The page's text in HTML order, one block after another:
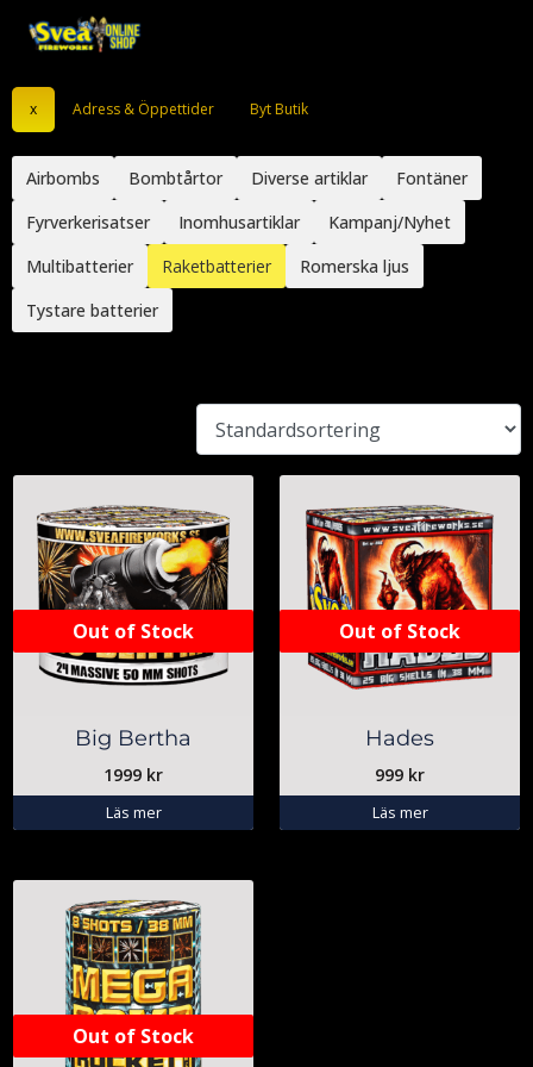
x Adress & Öppettider Byt Butik
Airbombs Bombtårtor Diverse artiklar
Fontäner
Fyrverkerisatser
Inomhusartiklar
Kampanj/Nyhet
Multibatterier
Raketbatterier
Romerska ljus
Tystare batterier
Out of Stock
Big Bertha
1999 kr
Läs mer
Out of Stock
Hades
999 kr
Läs mer
Out of Stock